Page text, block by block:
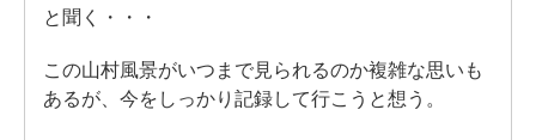
と聞く・・・
この山村風景がいつまで見られるのか複雑な思いも
あるが、今をしっかり記録して行こうと想う。